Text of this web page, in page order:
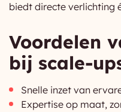
biedt directe verlichting
Voordelen
bij scale-
Snelle inzet van
Expertise op maat,